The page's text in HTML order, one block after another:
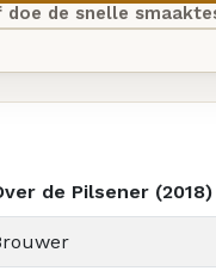
doe de snelle
de Pilsener (2018)